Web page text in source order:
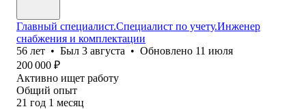
Главный специалист.Специалист по учету.Инженер
снабжения и комплектации
56 лет • Был 3 августа • Обновлено 11 июля
200 000 ₽
Активно ищет работу
Общий опыт
21 год 1 месяц